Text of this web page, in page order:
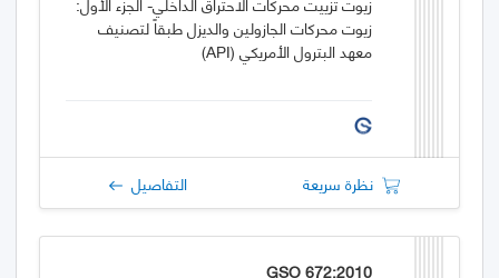
زيوت محركات الجازولين والديزل طبقاً لتصنيف
معهد البترول الأمريكي (API)
نظرة سريعة التفاصيل
GSO 672:2010